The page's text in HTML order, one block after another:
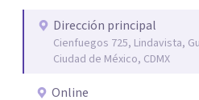
Dirección principal
Cienfuegos 725, Lindavista,
Ciudad de México, CDMX
Online